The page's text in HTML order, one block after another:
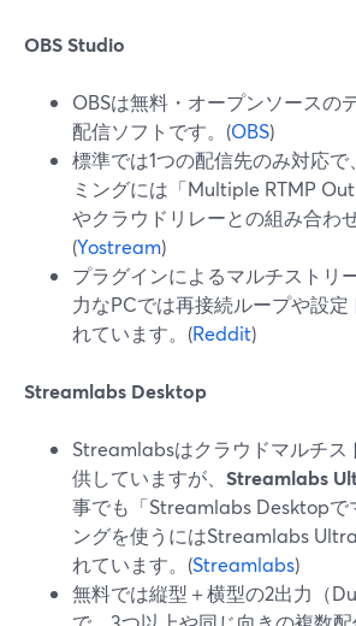
OBS Studio
OBSは無料・オープンソースの
配信ソフトです。(OBS)
標準では1つの配信先のみ対応
ミングには「Multiple RTMP
やクラウドリレーとの組み合わ
(Yostream)
プラグインによるマルチストリ
力なPCでは再接続ループや設定
れています。(Reddit)
Streamlabs Desktop
Streamlabsはクラウドマルチス
供していますが、 Streamlabs
事でも「Streamlabs Desktopで
ングを使うにはStreamlabs
れています。(Streamlabs)
無料では縦型＋横型の2出力（